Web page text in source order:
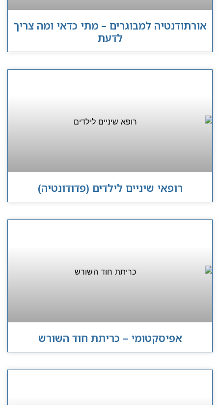
אורתודנטיה למבוגרים – מתי כדאי ומה צריך
לדעת
רופאי שיניים לילדים (פדודונטיה)
אפיסקטומי – כריתת חוד השורש